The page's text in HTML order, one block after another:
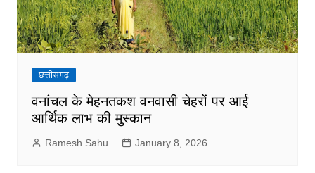
छत्तीसगढ़
वनांचल के मेहनतकश वनवासी चेहरों पर आई
आर्थिक लाभ की मुस्कान
Ramesh Sahu January 8, 2026